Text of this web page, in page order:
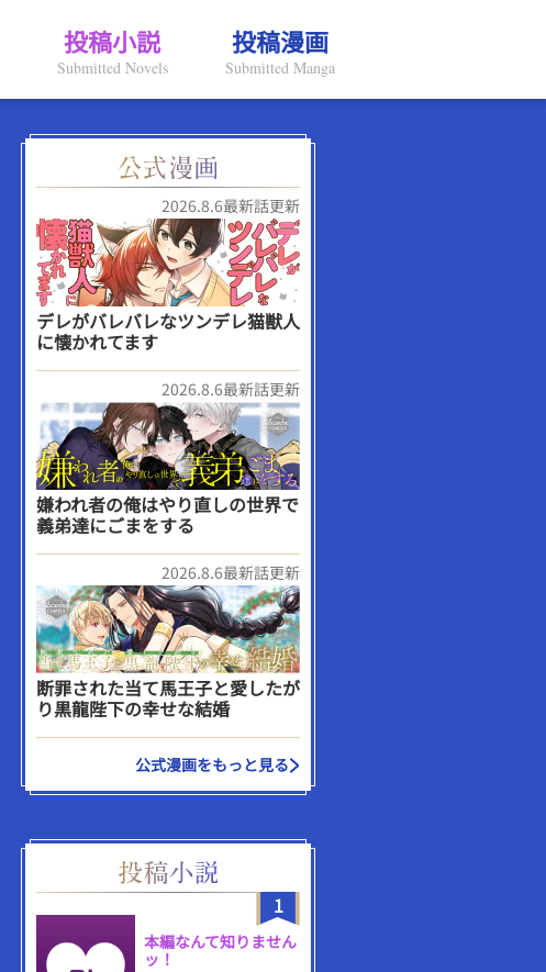
投稿小説
Submitted Novels
投稿漫画
Submitted Manga
2026.8.6最新話更新
デレがバレバレなツンデレ猫獣人
に懐かれてます
2026.8.6最新話更新
嫌われ者の俺はやり直しの世界で
義弟達にごまをする
2026.8.6最新話更新
断罪された当て馬王子と愛したが
り黒龍陛下の幸せな結婚
公式漫画をもっと見る
1
本編なんて知りません
ッ！